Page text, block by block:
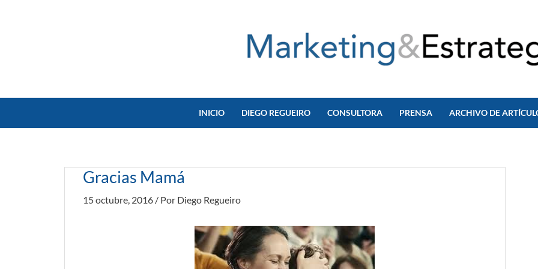
INICIO DIEGO REGUEIRO CONSULTORA PRENSA ARCHIVO DE
Gracias Mamá
15 octubre, 2016 / Por Diego Regueiro